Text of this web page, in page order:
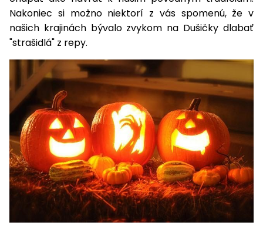
Náhradné
nože
Vidly
Štiepačky
dreva
Drviče
vetiev
Špalíkovače
Fukáre a
vysávače
na lístie
Záhradné
vozíky
Fúriky
boxy
Ochrana
rastlín
Záhradné
Krhly
obrubníky
Tieniace
textílie
Odpudzovače
a pasce
Príslušenstvo
stoly
Vibračné
dosky
Transportéry
Rezačky
na
betón
Meracie
prístroje
Nabíjačky
autobatérií
Seniorské
vozíky
Prilby
Doplnky
Nakoniec si možno niektorí z vás spomenú, že v
našich krajinách bývalo zvykom na Dušičky dlabať
"strašidlá" z repy.